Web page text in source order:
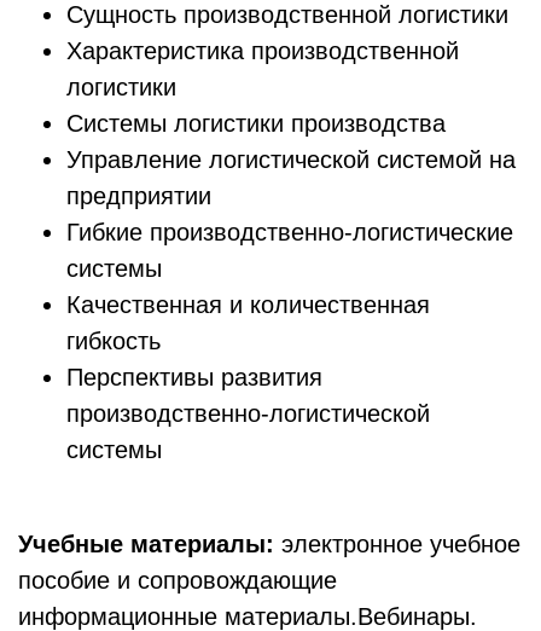
Сущность производственной логистики
Характеристика производственной
логистики
Системы логистики производства
Управление логистической системой на
предприятии
Гибкие производственно-логистические
системы
Качественная и количественная
гибкость
Перспективы развития
производственно-логистической
системы
Учебные материалы: электронное учебное
пособие и сопровождающие
информационные материалы.Вебинары.